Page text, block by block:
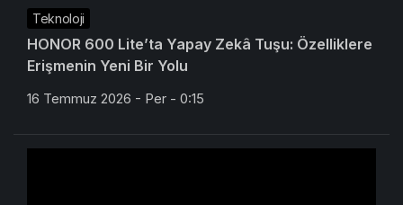
Teknoloji
HONOR 600 Lite’ta Yapay Zekâ Tuşu: Özelliklere
Erişmenin Yeni Bir Yolu
16 Temmuz 2026 - Per - 0:15